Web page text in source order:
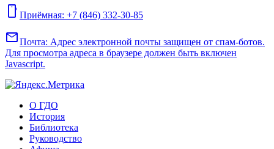
mobile Приёмная: +7 (846) 332-30-85
mailПочта: Адрес электронной почты защищен от спам-ботов.
Для просмотра адреса в браузере должен быть включен
Javascript.
О ГДО
История
Библиотека
Руководство